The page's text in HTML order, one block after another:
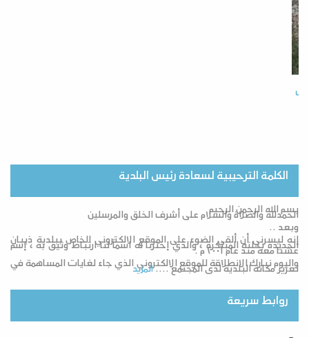
الكلمة الترحيبية لسعادة رئيس البلدية
بسم الله الرحمن الرحيم
الحمدلله والصلاة والسلام على أشرف الخلق والمرسلين
وبعد ..
إنه ليسرني أن ألقي الضوء على الموقع الالكتروني الخاص ببلدية ذيبان
الجديدة بحلته المبتكرة ، والذي إخترنا له اسماً لنا ارتباط وثيق به ، إسم
عشنا معه منذ عام ٢٠٠١ م .
واليوم نبارك الانطلاقة للموقع الالكتروني الذي جاء لغايات المساهمة في
تعزيز مكانة البلدية لدى المجتمع ....المزيد
روابط سريعة